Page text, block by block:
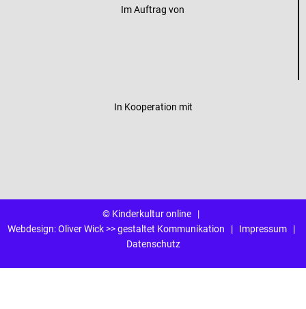
Im Auftrag von
In Kooperation mit
© Kinderkultur online |
Webdesign:Oliver Wick >> gestaltet Kommunikation | Impressum|
Datenschutz